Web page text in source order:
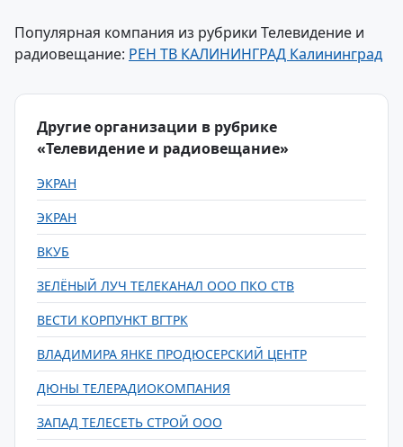
Популярная компания из рубрики Телевидение и
радиовещание: РЕН ТВ КАЛИНИНГРАД Калининград
Другие организации в рубрике
«Телевидение и радиовещание»
ЭКРАН
ЭКРАН
ВКУБ
ЗЕЛЁНЫЙ ЛУЧ ТЕЛЕКАНАЛ ООО ПКО СТВ
ВЕСТИ КОРПУНКТ ВГТРК
ВЛАДИМИРА ЯНКЕ ПРОДЮСЕРСКИЙ ЦЕНТР
ДЮНЫ ТЕЛЕРАДИОКОМПАНИЯ
ЗАПАД ТЕЛЕСЕТЬ СТРОЙ ООО